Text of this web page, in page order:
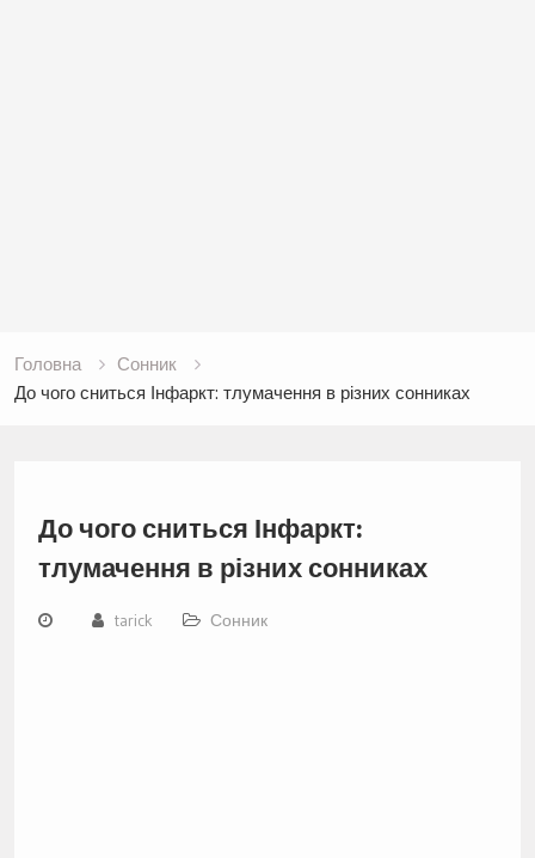
Головна
Сонник
До чого сниться Інфаркт: тлумачення в різних сонниках
До чого сниться Інфаркт:
тлумачення в різних сонниках
tarick Сонник